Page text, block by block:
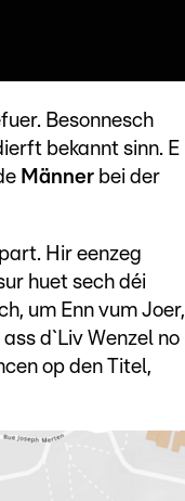
Besonnesch
bekannt sinn. E
Männer bei der
Hir eenzeg
huet sech déi
um Enn vum Joer,
ass d`Liv Wenzel no
op den Titel,